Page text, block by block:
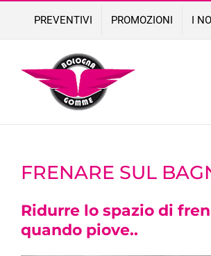
content
PREVENTIVI PROMOZIONI I
FRENARE SUL
Ridurre lo spazio di
quando piove..